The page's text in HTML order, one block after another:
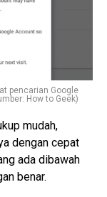
pencarian Google
How to Geek)
mudah,
dengan cepat
ada dibawah
benar.